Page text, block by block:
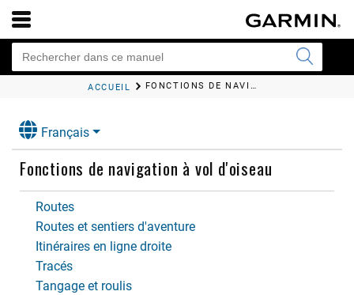
ACCUEIL FONCTIONS DE NAVIGATION À VOL D'OISEAU
Français
Fonctions de navigation à vol d'oiseau
Routes
Routes et sentiers d'aventure
Itinéraires en ligne droite
Tracés
Tangage et roulis